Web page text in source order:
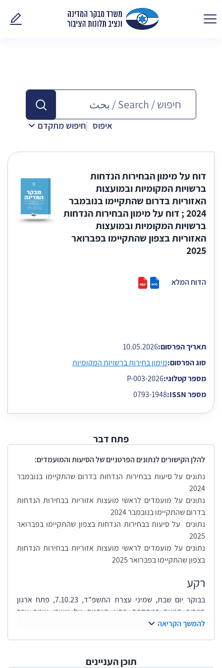
פנו
איפוס חיפוש מתקדם
דוח על מימון הבחירות הנדחות
ברשויות המקומיות ובמועצות
האזוריות בדרום שהתקיימו בנובמבר
2024 ; דוח על מימון הבחירות הנדחות
ברשויות המקומיות ובמועצות
האזוריות בצפון שהתקיימו בפברואר
2025
הדוח המלא
תאריך הפרסום:10.05.2026
סוג הפרסום:מימון בחירות ברשויות המקומיות
מספר קטלוגי:2026-P-003
מספר ISSN:
0793-1948
פתח דבר
להלן הקישורים לנתונים הפרטניים של הסיעות והמועמדים:
נתונים על סיעות בבחירות הנדחות בדרום שהתקיימו בנובמבר
2024
נתונים על מועמדים לראשי מועצות אזוריות בבחירות הנדחות
בדרום שהתקיימו בנובמבר 2024
נתונים על סיעות בבחירות הנדחות בצפון שהתקיימו בפברואר
2025
נתונים על מועמדים לראשי מועצות אזוריות בבחירות הנדחות
בצפון שהתקיימו בפברואר 2025
​רקע
בבוקר יום שבת, שמיני עצרת התשפ"ד, 7.10.23, פתח ארגון
הטרור חמאס במתקפת פתע רצחנית על יישובי עוטף עזה
והסביבה, לצד ירי כבד של אלפי טילים ורקטות על דרום הארץ
להמשך הקריאה
תוכן העניינים